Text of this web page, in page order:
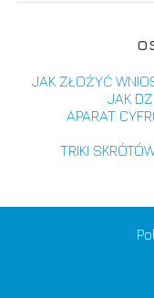
JAK ZŁOŻYĆ
JAK
APARAT
TRIKI